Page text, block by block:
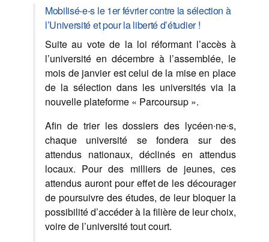
Mobilisé-e-s le 1er février contre la sélection à
l’Université et pour la liberté d’étudier !
Suite au vote de la loi réformant l’accès à
l’université en décembre à l’assemblée, le
mois de janvier est celui de la mise en place
de la sélection dans les universités via la
nouvelle plateforme « Parcoursup ».
Afin de trier les dossiers des lycéen∙ne∙s,
chaque université se fondera sur des
attendus nationaux, déclinés en attendus
locaux. Pour des milliers de jeunes, ces
attendus auront pour effet de les décourager
de poursuivre des études, de leur bloquer la
possibilité d’accéder à la filière de leur choix,
voire de l’université tout court.